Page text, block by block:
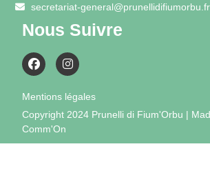
secretariat-general@prunellidifiumorbu.fr
Nous Suivre
Mentions légales
Copyright 2024 Prunelli di Fium'Orbu |
Comm'On